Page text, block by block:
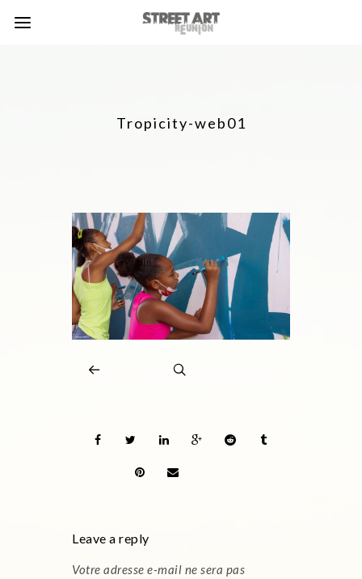
Tropicity-web01
Leave a reply
Votre adresse e-mail ne sera pas